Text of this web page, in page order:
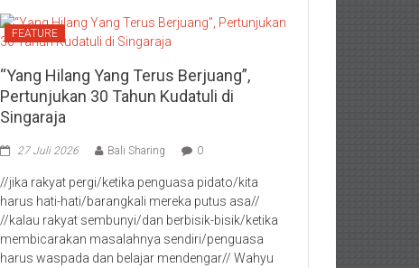
FEATURE
“Yang Hilang Yang Terus Berjuang”,
Pertunjukan 30 Tahun Kudatuli di
Singaraja
27 Juli 2026 Bali Sharing 0
//jika rakyat pergi/ketika penguasa pidato/kita
harus hati-hati/barangkali mereka putus asa//
//kalau rakyat sembunyi/dan berbisik-bisik/ketika
membicarakan masalahnya sendiri/penguasa
harus waspada dan belajar mendengar// Wahyu